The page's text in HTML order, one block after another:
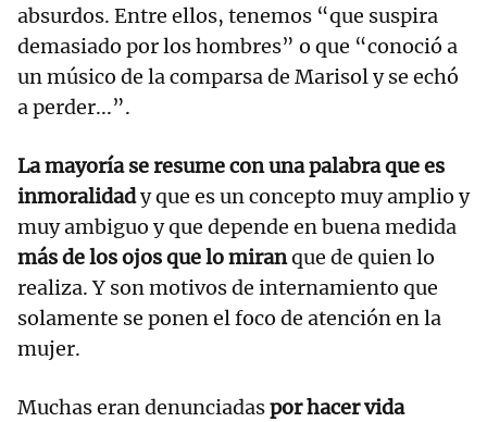
absurdos. Entre ellos, tenemos “que suspira
demasiado por los hombres” o que “conoció a
un músico de la comparsa de Marisol y se echó
a perder...”.
La mayoría se resume con una palabra que es
inmoralidady que es un concepto muy amplio y
muy ambiguo y que depende en buena medida
más de los ojos que lo miranque de quien lo
realiza. Y son motivos de internamiento que
solamente se ponen el foco de atención en la
mujer.
Muchas eran denunciadaspor hacer vida